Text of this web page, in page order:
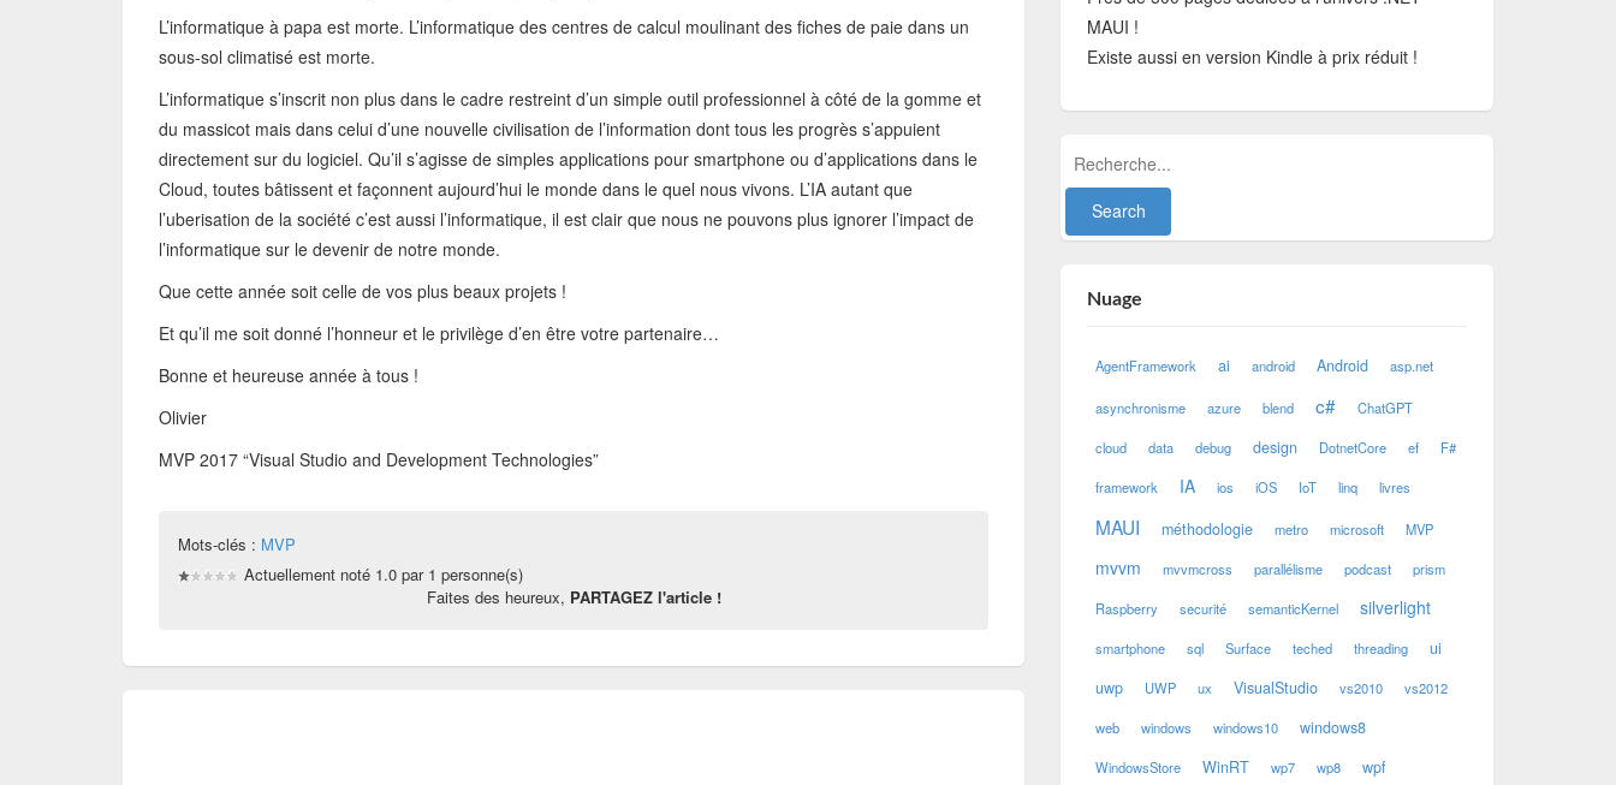
L’informatique à papa est morte. L’informatique des centres de calcul moulinant des fiches de paie dans un
sous-sol climatisé est morte.
L’informatique s’inscrit non plus dans le cadre restreint d’un simple outil professionnel à côté de la gomme et
du massicot mais dans celui d’une nouvelle civilisation de l’information dont tous les progrès s’appuient
directement sur du logiciel. Qu’il s’agisse de simples applications pour smartphone ou d’applications dans le
Cloud, toutes bâtissent et façonnent aujourd’hui le monde dans le quel nous vivons. L’IA autant que
l’uberisation de la société c’est aussi l’informatique, il est clair que nous ne pouvons plus ignorer l’impact de
l’informatique sur le devenir de notre monde.
Que cette année soit celle de vos plus beaux projets !
Et qu’il me soit donné l’honneur et le privilège d’en être votre partenaire…
Bonne et heureuse année à tous !
Olivier
MVP 2017 “Visual Studio and Development Technologies”
Mots-clés : MVP
Actuellement noté 1.0 par 1 personne(s)
Faites des heureux, PARTAGEZ l'article !
MAUI !
Existe aussi en version Kindle à prix réduit !
Nuage
AgentFramework ai android Android asp.net
asynchronisme azure blend c# ChatGPT
cloud data debug design DotnetCore ef F#
framework IA ios iOS IoT linq livres
MAUI méthodologie metro microsoft MVP
mvvm mvvmcross parallélisme podcast prism
Raspberry securité semanticKernel silverlight
smartphone sql Surface teched threading
ui
uwp
UWP ux VisualStudio vs2010 vs2012
web windows windows10 windows8
WindowsStore WinRT wp7 wp8 wpf